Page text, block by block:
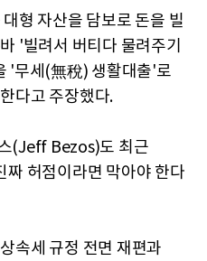
형 자산을 담보로 돈을 빌
'빌려서 버티다 물려주기
무세(無稅) 생활대출'로
다고 주장했다.
(Jeff Bezos)도 최근
짜 허점이라면 막아야 한다
속세 규정 전면 재편과